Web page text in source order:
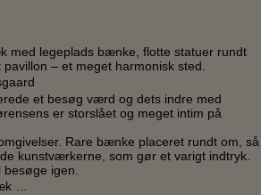
med legeplads bænke, flotte statuer rundt
– et meget harmonisk sted.
et besøg værd og dets indre med
er storslået og meget intim på
Rare bænke placeret rundt om, så
kunstværkerne, som gør et varigt indtryk.
igen.
…